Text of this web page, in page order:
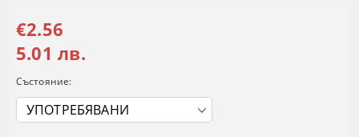
€2.56
5.01 лв.
Състояние: